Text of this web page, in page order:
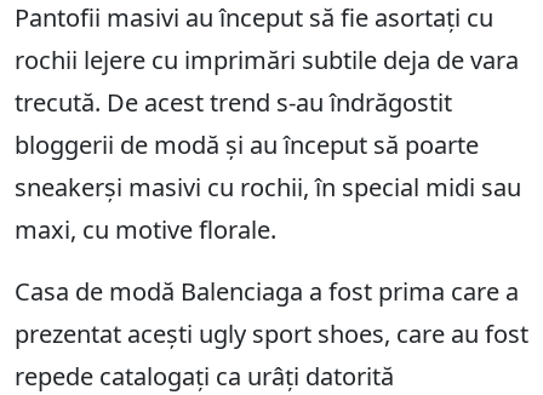
Pantofii masivi au început să fie asortați cu
rochii lejere cu imprimări subtile deja de vara
trecută. De acest trend s-au îndrăgostit
bloggerii de modă și au început să poarte
sneakerși masivi cu rochii, în special midi sau
maxi, cu motive florale.
Casa de modă Balenciaga a fost prima care a
prezentat acești ugly sport shoes, care au fost
repede catalogați ca urâți datorită